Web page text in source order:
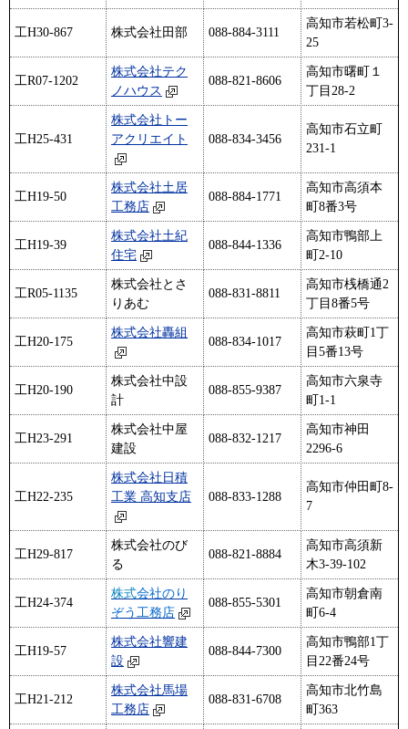
工H30-867 株式会社田部 088-884-3111
高知市若松町3-
25
工R07-1202
株式会社テク
ノハウス
088-821-8606
高知市曙町１
丁目28-2
工H25-431
株式会社トー
アクリエイト
088-834-3456
高知市石立町
231-1
工H19-50
株式会社土居
工務店
088-884-1771
高知市高須本
町8番3号
工H19-39
株式会社土紀
住宅
088-844-1336
高知市鴨部上
町2-10
工R05-1135
株式会社とさ
りあむ
088-831-8811
高知市桟橋通2
丁目8番5号
工H20-175
株式会社轟組
088-834-1017
高知市萩町1丁
目5番13号
工H20-190
株式会社中設
計
088-855-9387
高知市六泉寺
町1-1
工H23-291
株式会社中屋
建設
088-832-1217
高知市神田
2296-6
工H22-235
株式会社日積
工業 高知支店
088-833-1288
高知市仲田町8-
7
工H29-817
株式会社のび
る
088-821-8884
高知市高須新
木3-39-102
工H24-374
株式会社のり
ぞう工務店
088-855-5301
高知市朝倉南
町6-4
工H19-57
株式会社響建
設
088-844-7300
高知市鴨部1丁
目22番24号
工H21-212
株式会社馬場
工務店
088-831-6708
高知市北竹島
町363